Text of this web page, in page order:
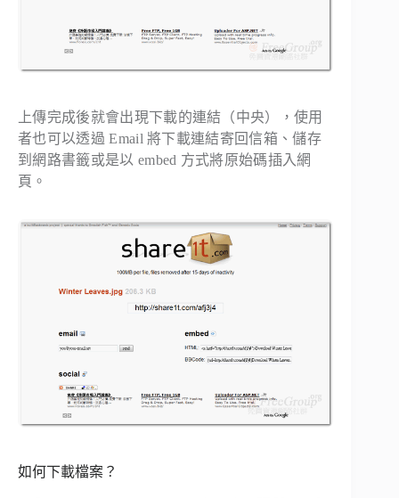
上傳完成後就會出現下載的連結（中央），使用
者也可以透過 Email 將下載連結寄回信箱、儲存
到網路書籤或是以 embed 方式將原始碼插入網
頁。
如何下載檔案？